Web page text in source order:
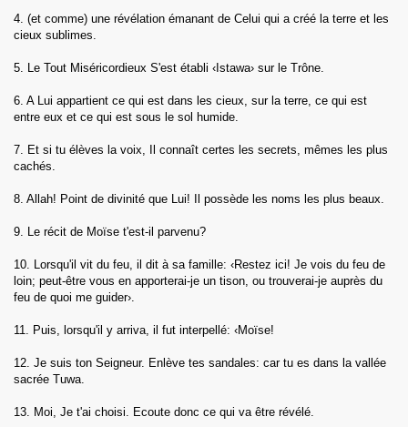
4. (et comme) une révélation émanant de Celui qui a créé la terre et les
cieux sublimes.
5. Le Tout Miséricordieux S'est établi ‹Istawa› sur le Trône.
6. A Lui appartient ce qui est dans les cieux, sur la terre, ce qui est
entre eux et ce qui est sous le sol humide.
7. Et si tu élèves la voix, Il connaît certes les secrets, mêmes les plus
cachés.
8. Allah! Point de divinité que Lui! Il possède les noms les plus beaux.
9. Le récit de Moïse t'est-il parvenu?
10. Lorsqu'il vit du feu, il dit à sa famille: ‹Restez ici! Je vois du feu de
loin; peut-être vous en apporterai-je un tison, ou trouverai-je auprès du
feu de quoi me guider›.
11. Puis, lorsqu'il y arriva, il fut interpellé: ‹Moïse!
12. Je suis ton Seigneur. Enlève tes sandales: car tu es dans la vallée
sacrée Tuwa.
13. Moi, Je t'ai choisi. Ecoute donc ce qui va être révélé.